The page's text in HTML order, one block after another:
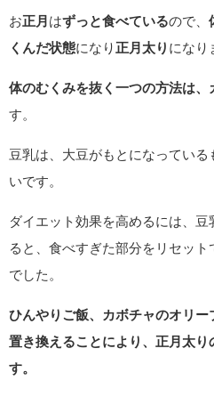
お正月 はずっと食べているので、
くんだ状態になり 正月太り になり
体のむくみを抜く一つの方法は、
す。
豆乳は、大豆がもとになってい
いです。
ダイエット効果を高めるには、豆
ると、食べすぎた部分をリセッ
でした。
ひんやりご飯、カボチャのオリ
置き換えることにより、正月太り
す。